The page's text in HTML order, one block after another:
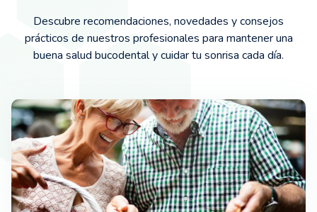
Descubre recomendaciones, novedades y consejos
prácticos de nuestros profesionales para mantener una
buena salud bucodental y cuidar tu sonrisa cada día.